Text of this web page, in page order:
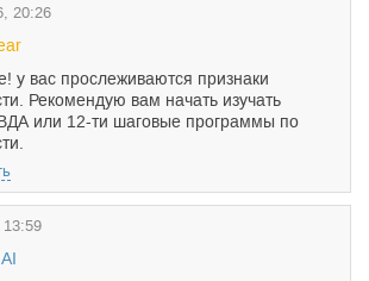
20:26
у вас прослеживаются признаки
Рекомендую вам начать изучать
или 12-ти шаговые программы по